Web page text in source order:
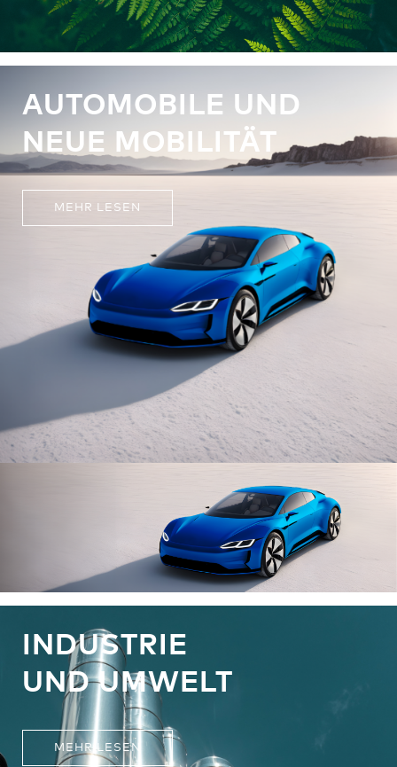
AUTOMOBILE UND
NEUE MOBILITÄT
MEHR LESEN
INDUSTRIE
UND UMWELT
MEHR LESEN